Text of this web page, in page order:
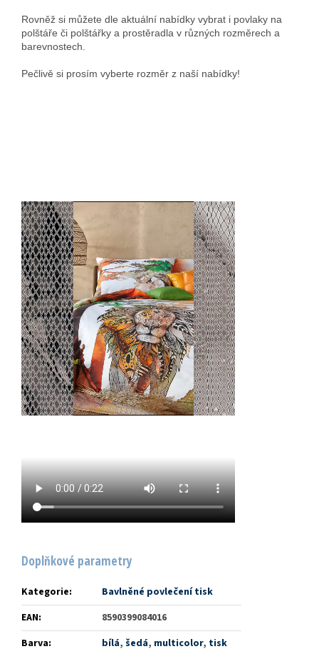
Rovněž si můžete dle aktuální nabídky vybrat i povlaky na
polštáře či polštářky a prostěradla v různých rozměrech a
barevnostech.
Pečlivě si prosím vyberte rozměr z naší nabídky!
Doplňkové parametry
Kategorie:
Bavlněné povlečení tisk
EAN:
8590399084016
Barva: bílá, šedá, multicolor, tisk